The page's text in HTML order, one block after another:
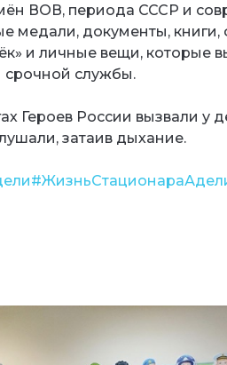
ВОВ, периода СССР и
медали, документы, книги,
и личные вещи, которые
службы.
Героев России вызвали у
затаив дыхание.